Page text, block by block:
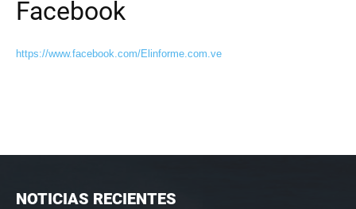
Facebook
https://www.facebook.com/Elinforme.com.ve
NOTICIAS RECIENTES